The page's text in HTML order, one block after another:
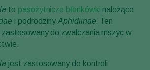
to pasożytnicze błonkówki należące
i podrodziny Aphidiinae. Ten
do zwalczania mszyc w
jest zastosowany do kontroli